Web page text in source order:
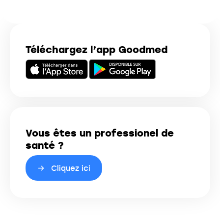
Téléchargez l’app Goodmed
Vous êtes un professionel de
santé ?
Cliquez ici